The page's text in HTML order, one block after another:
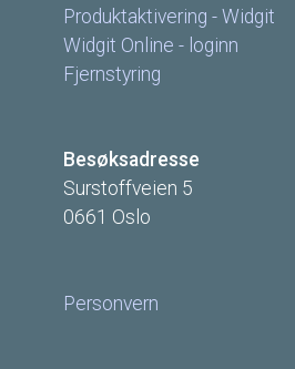
Produktaktivering - Widgit
Widgit Online - loginn
Fjernstyring
Besøksadresse
Surstoffveien 5
0661 Oslo
Personvern